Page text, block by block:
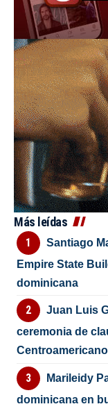
Más leídas
Santiago
Empire State
dominicana
Juan Luis
ceremonia de
Marileidy
dominicana en